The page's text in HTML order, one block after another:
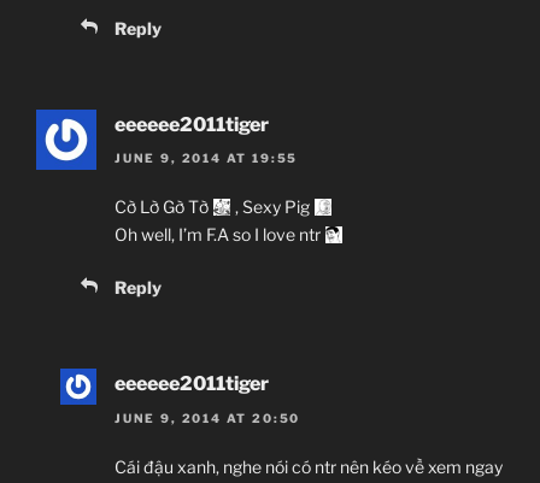
Reply
eeeeee2011tiger
JUNE 9, 2014 AT 19:55
Cờ Lờ Gờ Tờ
, Sexy Pig
Oh well, I’m F.A so I love ntr
Reply
eeeeee2011tiger
JUNE 9, 2014 AT 20:50
Cái đậu xanh, nghe nói có ntr nên kéo về xem ngay